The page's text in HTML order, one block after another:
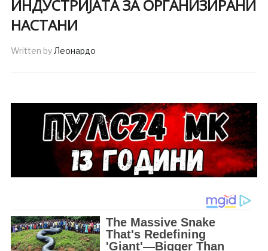
ИНДУСТРИЈАТА ЗА ОРГАНИЗИРАНИ
НАСТАНИ
Written byЛеонардо